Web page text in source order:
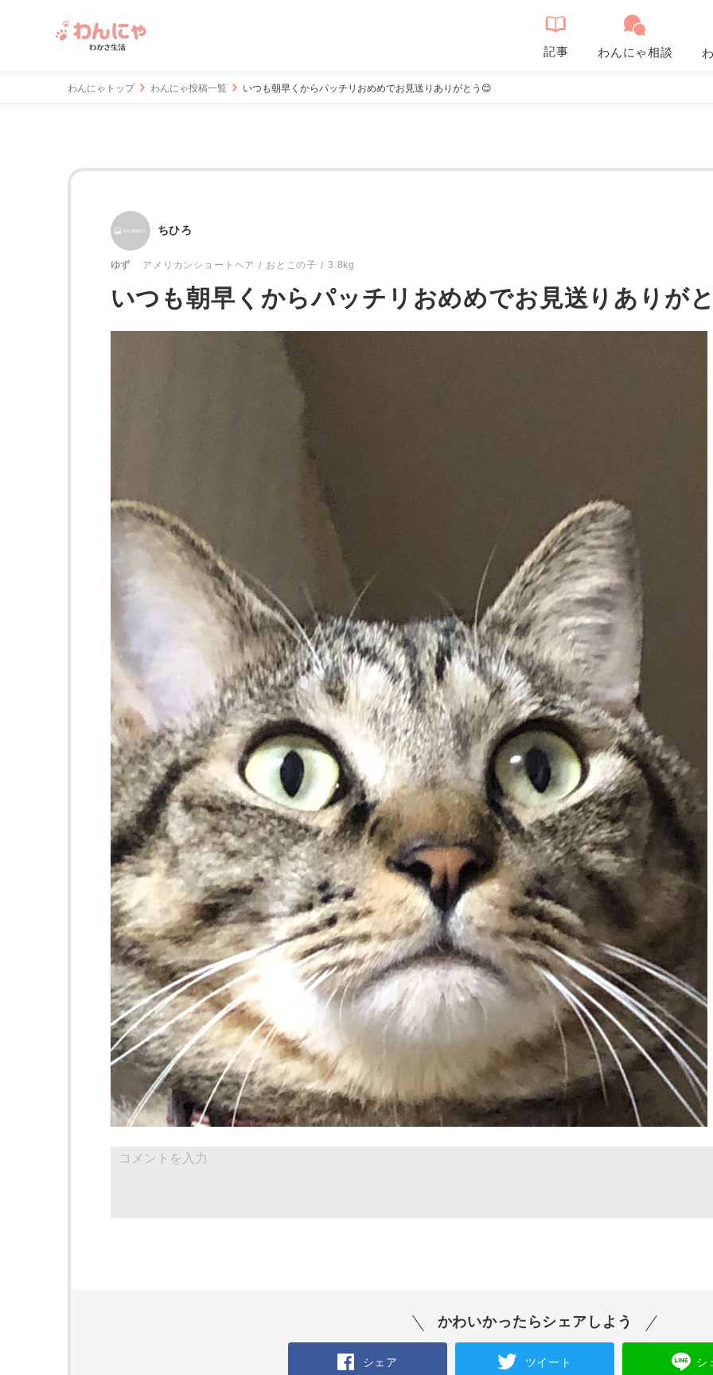
記事 わんにゃ相談
わんにゃトップ わんにゃ投稿一覧 いつも朝早くからパッチリおめめでお見送りありがとう😊
ちひろ
ゆず アメリカンショートヘア おとこの子 3.8kg
いつも朝早くからパッチリおめめでお見送りありが
かわいかったらシェアしよう
シェア ツイート シ